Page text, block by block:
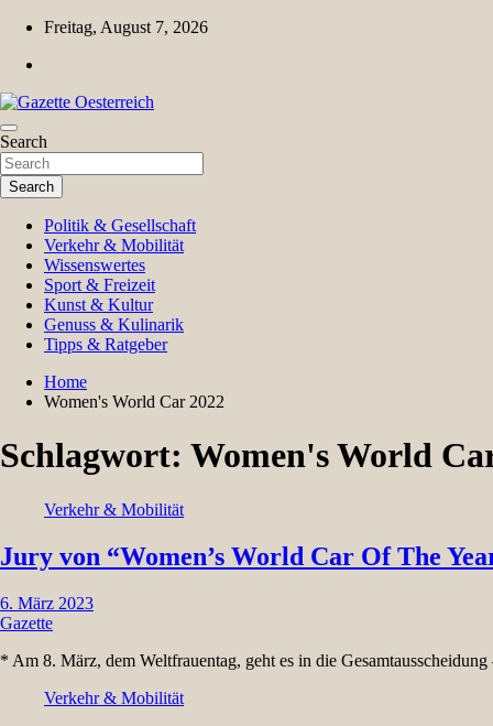
Skip
content
Freitag, August 7, 2026
Gazette Oesterreich
Magazin für Freizeit, Politik, Kultur & Wissenschaft
Search
Search
Politik & Gesellschaft
Verkehr & Mobilität
Wissenswertes
Sport & Freizeit
Kunst & Kultur
Genuss & Kulinarik
Tipps & Ratgeber
Home
Women's World Car 2022
Schlagwort: Women's World
Verkehr & Mobilität
Jury von “Women’s World Car Of The
6. März 2023
Gazette
* Am 8. März, dem Weltfrauentag, geht es in die
Verkehr & Mobilität